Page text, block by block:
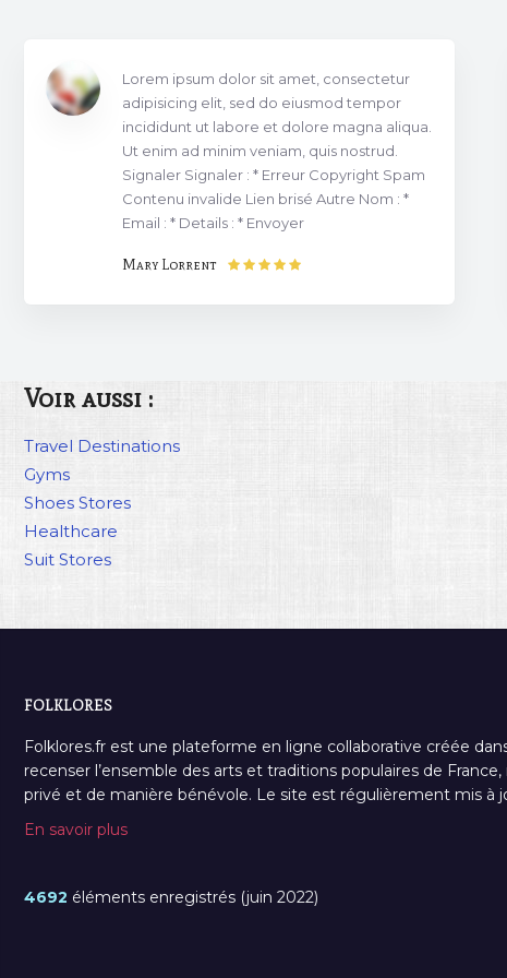
Lorem ipsum dolor sit amet, consectetur
adipisicing elit, sed do eiusmod tempor
incididunt ut labore et dolore magna aliqua.
Ut enim ad minim veniam, quis nostrud.
Signaler Signaler : * Erreur Copyright Spam
Contenu invalide Lien brisé Autre Nom : *
Email : * Details : * Envoyer
Mary Lorrent
Voir aussi :
Travel Destinations
Gyms
Shoes Stores
Healthcare
Suit Stores
FOLKLORES
Folklores.fr est une plateforme en ligne collaborative créée
recenser l’ensemble des arts et traditions populaires de
privé et de manière bénévole. Le site est régulièrement mis à
En savoir plus
4692 éléments enregistrés (juin 2022)